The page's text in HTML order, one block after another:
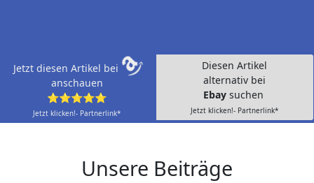
Jetzt diesen Artikel bei
anschauen
⭐⭐⭐⭐⭐
Jetzt klicken!- Partnerlink*
Diesen Artikel
alternativ bei
Ebay suchen
Jetzt klicken!- Partnerlink*
Unsere Beiträge